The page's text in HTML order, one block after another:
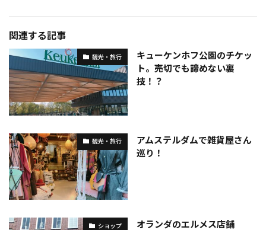
関連する記事
観光・旅行
キューケンホフ公園のチケッ
ト。売切でも諦めない裏
技！？
観光・旅行
アムステルダムで雑貨屋さん
巡り！
ショップ オランダのエルメス店舗